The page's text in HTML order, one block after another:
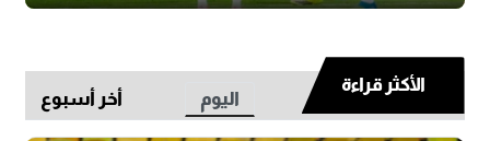
الأكثر قراءة
اليوم أخر أسبوع